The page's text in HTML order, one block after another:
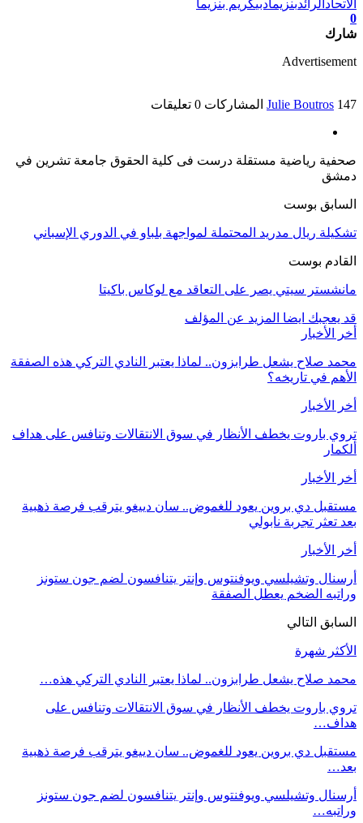
الاتحاد الرائدبنزيمادبيكريم بنزيما
0
شارك
Advertisement
Julie Boutros 147 المشاركات 0 تعليقات
‏صحفية رياضية مستقلة‏ درست فى كلية الحقوق جامعة تشرين في
دمشق
السابق بوست
تشكيلة ريال مدريد المحتملة لمواجهة بلباو في الدوري الإسباني
القادم بوست
مانشستر سيتي يصر على التعاقد مع لوكاس باكيتا
قد يعجبك ايضا المزيد عن المؤلف
أخر الأخبار
محمد صلاح يشعل طرابزون.. لماذا يعتبر النادي التركي هذه الصفقة
الأهم في تاريخه؟
أخر الأخبار
تروي باروت يخطف الأنظار في سوق الانتقالات وتنافس على هداف
ألكمار
أخر الأخبار
مستقبل دي بروين يعود للغموض.. سان دييغو يترقب فرصة ذهبية
بعد تعثر تجربة نابولي
أخر الأخبار
أرسنال وتشيلسي ويوفنتوس وإنتر يتنافسون لضم جون ستونز
وراتبه الضخم يعطل الصفقة
السابق التالي
الأكثر شهرة
محمد صلاح يشعل طرابزون.. لماذا يعتبر النادي التركي هذه…
تروي باروت يخطف الأنظار في سوق الانتقالات وتنافس على
هداف…
مستقبل دي بروين يعود للغموض.. سان دييغو يترقب فرصة ذهبية
بعد…
أرسنال وتشيلسي ويوفنتوس وإنتر يتنافسون لضم جون ستونز
وراتبه…